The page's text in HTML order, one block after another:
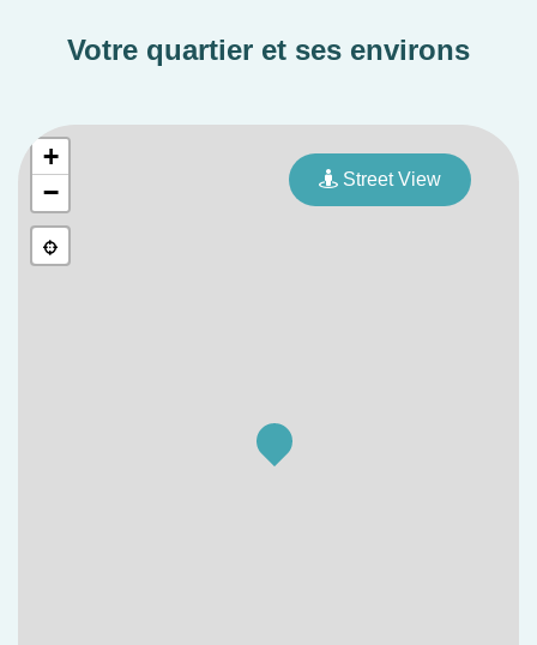
Votre quartier et ses environs
+
−
Street View